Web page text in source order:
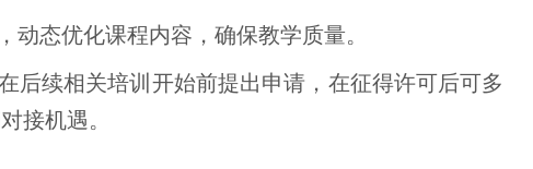
态优化课程内容，确保教学质量。
后续相关培训开始前提出申请，在征得许可后可多
接机遇。